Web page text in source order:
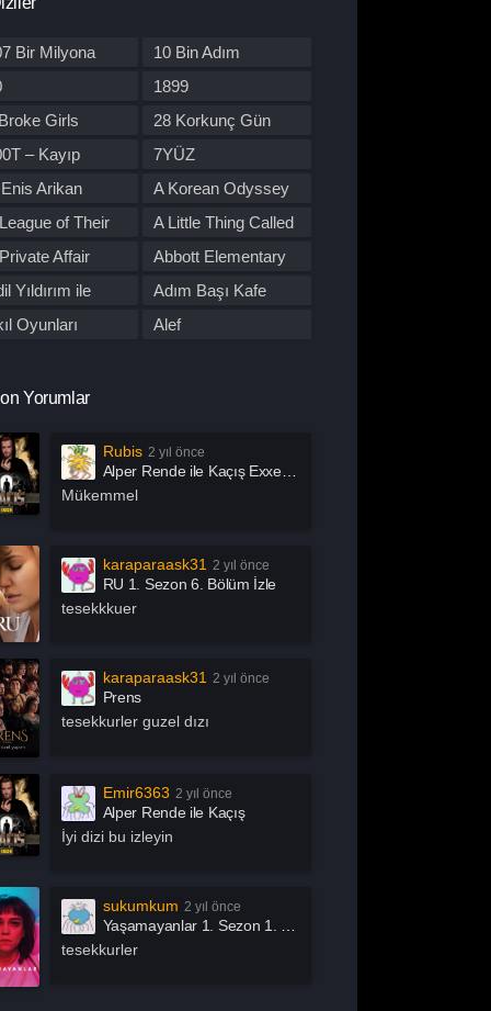
Show
Bir Milyona
Yol
10 Bin Adım
1899
Girls
28 Korkunç Gün
– Kayıp
7YÜZ
Arikan
A Korean Odyssey
of Their
A Little Thing Called
First Love
Affair
Abbott Elementary
Yıldırım ile
Adım Başı Kafe
Oyunları
Alef
Arabeskin Aşık
Asla Vazgeçme
Özgürsün
İşleri
Mikrofon
Adası
Aşk Kumardır
Bang Bang Baby
Bu Boşluğu
Ben Gri
Sky
Bir Yeraltı Sit-com’u
Olur Mu?
Bizi Ayıran Çizgi
Mirror
Yorumlar
Rubis 2 yıl önce
Alper Rende ile Kaçış Exxen 2. Sezon 1. Bölüm İzle
Mükemmel
karaparaask31 2 yıl önce
RU 1. Sezon 6. Bölüm İzle
tesekkkuer
karaparaask31 2 yıl önce
Prens
tesekkurler guzel dızı
Emir6363 2 yıl önce
Alper Rende ile Kaçış
İyi dizi bu izleyin
sukumkum 2 yıl önce
Yaşamayanlar 1. Sezon 1. Bölüm İzle
tesekkurler